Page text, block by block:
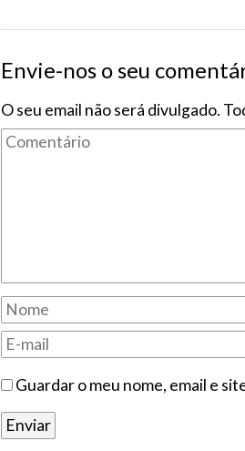
Envie-nos o seu
O seu email não será divulgado.
Guardar o meu nome, email e